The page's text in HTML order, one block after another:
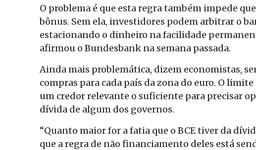
O problema é que esta regra também impede
bônus. Sem ela, investidores podem arbitrar o
estacionando o dinheiro na facilidade
afirmou o Bundesbank na semana passada.
Ainda mais problemática, dizem economistas,
compras para cada país da zona do euro. O
um credor relevante o suficiente para precisar
dívida de algum dos governos.
“Quanto maior for a fatia que o BCE tiver da
que a regra de não financiamento deles está